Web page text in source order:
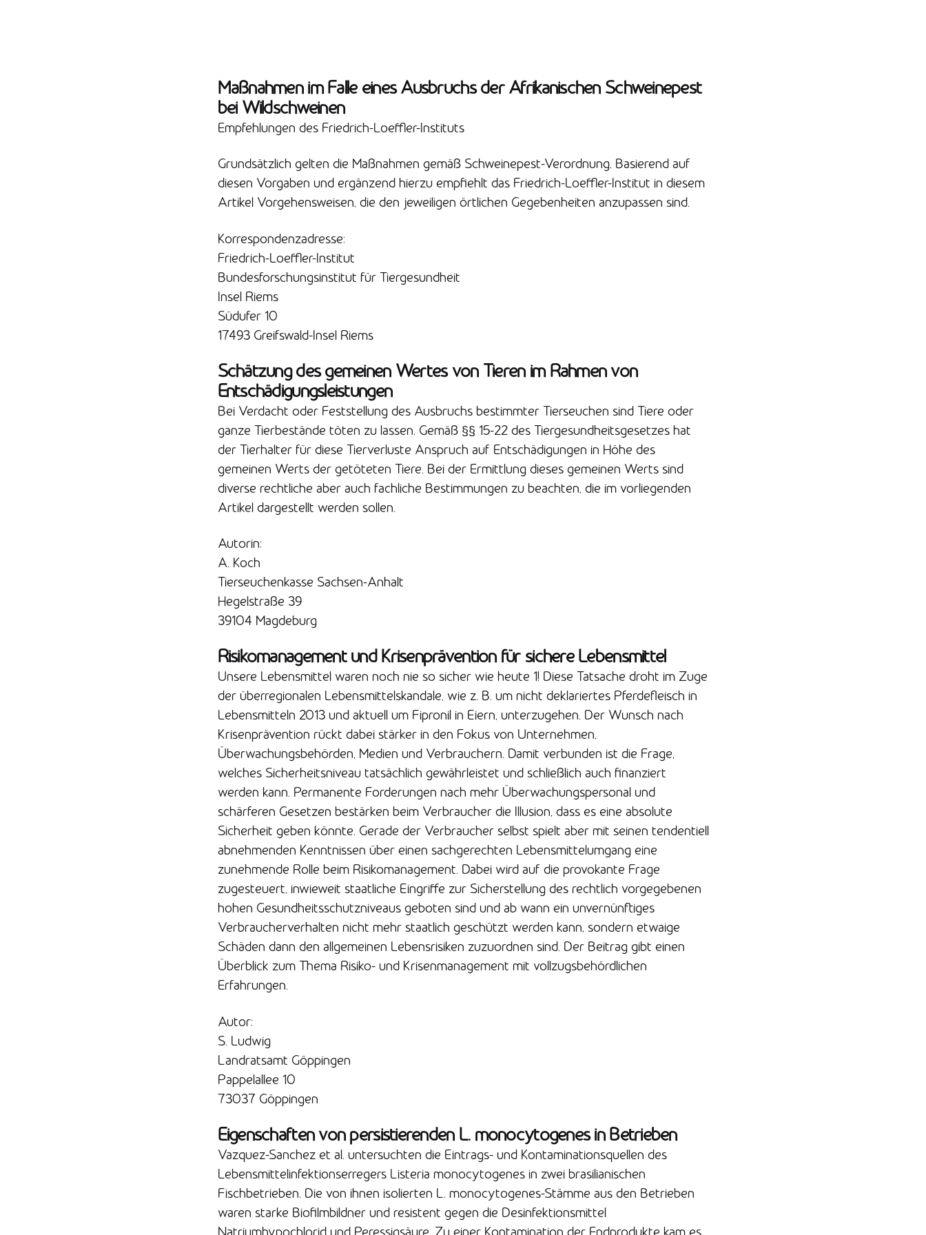
Maßnahmen im Falle eines Ausbruchs der Afrikanischen Schweinepest
bei Wildschweinen
Empfehlungen des Friedrich-Loeffler-Instituts
Grundsätzlich gelten die Maßnahmen gemäß Schweinepest-Verordnung. Basierend auf
diesen Vorgaben und ergänzend hierzu empfiehlt das Friedrich-Loeffler-Institut in diesem
Artikel Vorgehensweisen, die den jeweiligen örtlichen Gegebenheiten anzupassen sind.
Korrespondenzadresse:
Friedrich-Loeffler-Institut
Bundesforschungsinstitut für Tiergesundheit
Insel Riems
Südufer 10
17493 Greifswald-Insel Riems
Schätzung des gemeinen Wertes von Tieren im Rahmen von
Entschädigungsleistungen
Bei Verdacht oder Feststellung des Ausbruchs bestimmter Tierseuchen sind Tiere oder
ganze Tierbestände töten zu lassen. Gemäß §§ 15-22 des Tiergesundheitsgesetzes hat
der Tierhalter für diese Tierverluste Anspruch auf Entschädigungen in Höhe des
gemeinen Werts der getöteten Tiere. Bei der Ermittlung dieses gemeinen Werts sind
diverse rechtliche aber auch fachliche Bestimmungen zu beachten, die im vorliegenden
Artikel dargestellt werden sollen.
Autorin:
A. Koch
Tierseuchenkasse Sachsen-Anhalt
Hegelstraße 39
39104 Magdeburg
Risikomanagement und Krisenprävention für sichere Lebensmittel
Unsere Lebensmittel waren noch nie so sicher wie heute 1! Diese Tatsache droht im Zuge
der überregionalen Lebensmittelskandale, wie z. B. um nicht deklariertes Pferdefleisch in
Lebensmitteln 2013 und aktuell um Fipronil in Eiern, unterzugehen. Der Wunsch nach
Krisenprävention rückt dabei stärker in den Fokus von Unternehmen,
Überwachungsbehörden, Medien und Verbrauchern. Damit verbunden ist die Frage,
welches Sicherheitsniveau tatsächlich gewährleistet und schließlich auch finanziert
werden kann. Permanente Forderungen nach mehr Überwachungspersonal und
schärferen Gesetzen bestärken beim Verbraucher die Illusion, dass es eine absolute
Sicherheit geben könnte. Gerade der Verbraucher selbst spielt aber mit seinen tendentiell
abnehmenden Kenntnissen über einen sachgerechten Lebensmittelumgang eine
zunehmende Rolle beim Risikomanagement. Dabei wird auf die provokante Frage
zugesteuert, inwieweit staatliche Eingriffe zur Sicherstellung des rechtlich vorgegebenen
hohen Gesundheitsschutzniveaus geboten sind und ab wann ein unvernünftiges
Verbraucherverhalten nicht mehr staatlich geschützt werden kann, sondern etwaige
Schäden dann den allgemeinen Lebensrisiken zuzuordnen sind. Der Beitrag gibt einen
Überblick zum Thema Risiko- und Krisenmanagement mit vollzugsbehördlichen
Erfahrungen.
Autor:
S. Ludwig
Landratsamt Göppingen
Pappelallee 10
73037 Göppingen
Eigenschaften von persistierenden L. monocytogenes in Betrieben
Vazquez-Sanchez et al. untersuchten die Eintrags- und Kontaminationsquellen des
Lebensmittelinfektionserregers Listeria monocytogenes in zwei brasilianischen
Fischbetrieben. Die von ihnen isolierten L. monocytogenes-Stämme aus den Betrieben
waren starke Biofilmbildner und resistent gegen die Desinfektionsmittel
Natriumhypochlorid und Peressigsäure. Zu einer Kontamination der Endprodukte kam es